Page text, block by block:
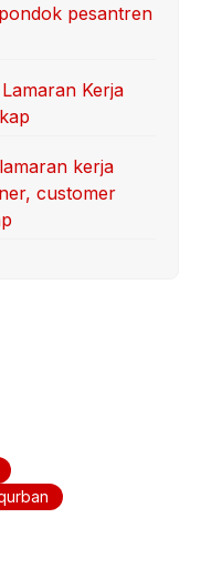
pesantren
Kerja
kerja
customer